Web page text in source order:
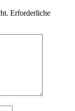
Erforderliche